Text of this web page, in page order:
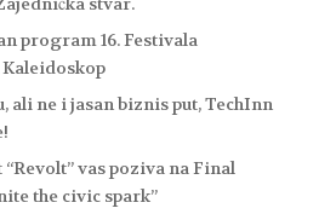
program 16. Festivala
ali ne i jasan biznis put, TechInn
vas poziva na Final
the civic spark”